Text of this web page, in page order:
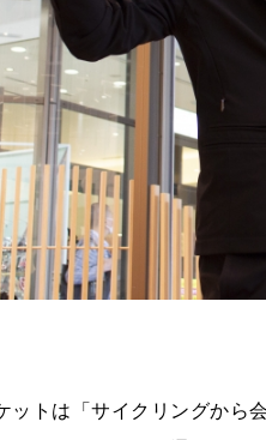
ットは「サイクリングか